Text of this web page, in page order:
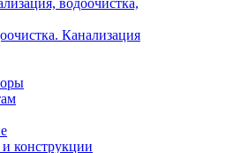
водоочистка,
Канализация
конструкции